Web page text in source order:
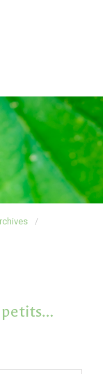
petits…